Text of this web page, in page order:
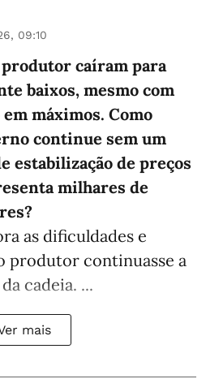
09:10
produtor caíram para
baixos, mesmo com
máximos. Como
continue sem um
estabilização de preços
milhares de
as dificuldades e
produtor continuasse a
cadeia. ...
mais